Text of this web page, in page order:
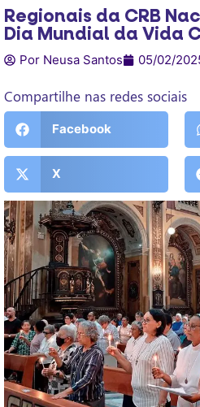
Regionais da CRB
Dia Mundial da Vida
Por Neusa Santos 05/02/
Compartilhe nas redes sociais
Facebook
X